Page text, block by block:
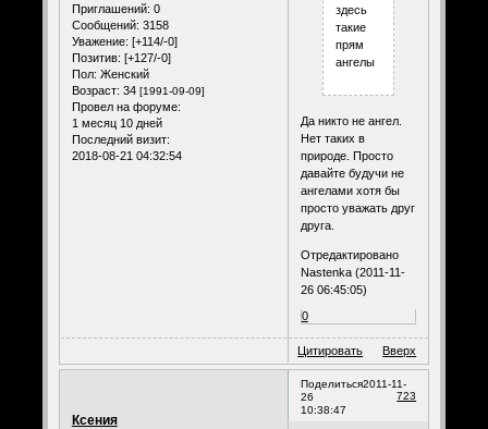
Приглашений: 0
Сообщений: 3158
Уважение: [+114/-0]
Позитив: [+127/-0]
Пол: Женский
Возраст: 34 [1991-09-09]
Провел на форуме:
1 месяц 10 дней
Последний визит:
2018-08-21 04:32:54
здесь
такие
прям
ангелы
Да никто не ангел.
Нет таких в
природе. Просто
давайте будучи не
ангелами хотя бы
просто уважать друг
друга.
Отредактировано
Nastenka (2011-11-
26 06:45:05)
0
Цитировать Вверх
Поделиться
723
2011-11-
26
10:38:47
Ксения